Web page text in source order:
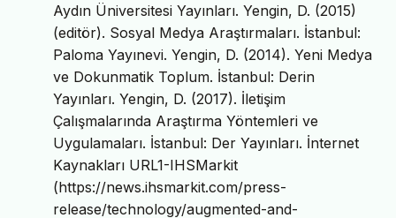
Aydın Üniversitesi Yayınları. Yengin, D. (2015)
(editör). Sosyal Medya Araştırmaları. İstanbul:
Paloma Yayınevi. Yengin, D. (2014). Yeni Medya
ve Dokunmatik Toplum. İstanbul: Derin
Yayınları. Yengin, D. (2017). İletişim
Çalışmalarında Araştırma Yöntemleri ve
Uygulamaları. İstanbul: Der Yayınları. İnternet
Kaynakları URL1-IHSMarkit
(https://news.ihsmarkit.com/press-
release/technology/augmented-and-